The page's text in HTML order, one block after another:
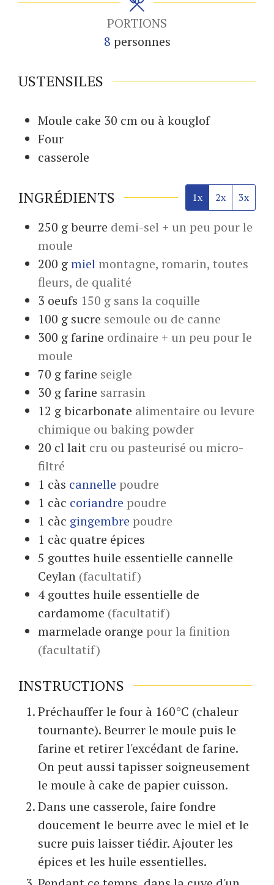
PORTIONS
8 personnes
USTENSILES
Moule cake 30 cm ou à kouglof
Four
casserole
INGRÉDIENTS 1x 2x 3x
250 gbeurre demi-sel + un peu pour le
moule
200 gmielmontagne, romarin, toutes
fleurs, de qualité
3 oeufs 150 g sans la coquille
100 g sucre semoule ou de canne
300 gfarine ordinaire + un peu pour le
moule
70 gfarine seigle
30 gfarine sarrasin
12 gbicarbonate alimentaire ou levure
chimique ou baking powder
20 cllait cru ou pasteurisé ou micro-
filtré
1 càs cannelle poudre
1 càc coriandre poudre
1 càc gingembre poudre
1 càc quatre épices
5 gouttes huile essentielle cannelle
Ceylan (facultatif)
4 gouttes huile essentielle de
cardamome (facultatif)
marmelade orange pour la finition
(facultatif)
INSTRUCTIONS
Préchauffer le four à 160°C (chaleur
tournante). Beurrer le moule puis le
farine et retirer l'excédant de farine.
On peut aussi tapisser soigneusement
le moule à cake de papier cuisson.
Dans une casserole, faire fondre
doucement le beurre avec le miel et le
sucre puis laisser tiédir. Ajouter les
épices et les huile essentielles.